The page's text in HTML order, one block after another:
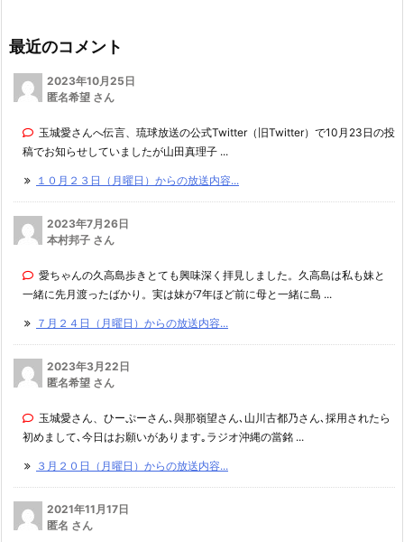
最近のコメント
2023年10月25日
匿名希望 さん
玉城愛さんへ伝言、琉球放送の公式Twitter（旧Twitter）で10月23日の投
稿でお知らせしていましたが山田真理子 ...
１０月２３日（月曜日）からの放送内容...
2023年7月26日
本村邦子 さん
愛ちゃんの久高島歩きとても興味深く拝見しました。久高島は私も妹と
一緒に先月渡ったばかり。実は妹が7年ほど前に母と一緒に島 ...
７月２４日（月曜日）からの放送内容...
2023年3月22日
匿名希望 さん
玉城愛さん、ひーぷーさん､與那嶺望さん､山川古都乃さん､採用されたら
初めまして､今日はお願いがあります｡ラジオ沖縄の當銘 ...
３月２０日（月曜日）からの放送内容...
2021年11月17日
匿名 さん